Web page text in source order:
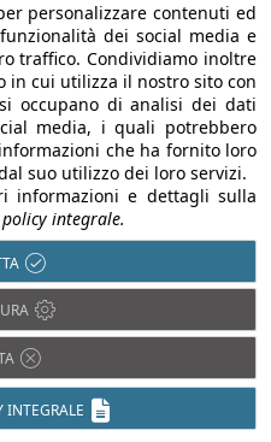
personalizzare contenuti ed
dei social media e
traffico. Condividiamo inoltre
in cui utilizza il nostro sito con
occupano di analisi dei dati
media, i quali potrebbero
che ha fornito loro
suo utilizzo dei loro servizi.
informazioni e dettagli sulla
integrale.
INTEGRALE